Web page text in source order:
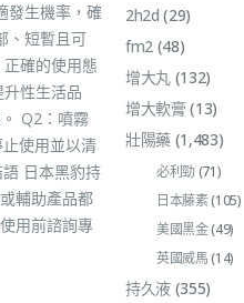
發生機率，確
、短暫且可
確的使用態
性生活品
Q2：噴霧
使用並以清
日本黑豹持
輔助產品都
用前諮詢專
2h2d (29)
fm2(48)
增大丸(132)
增大軟膏 (13)
壯陽藥(1,483)
必利勁(71)
日本藤素(105)
美國黑金(49)
英國威馬(14)
持久液(355)